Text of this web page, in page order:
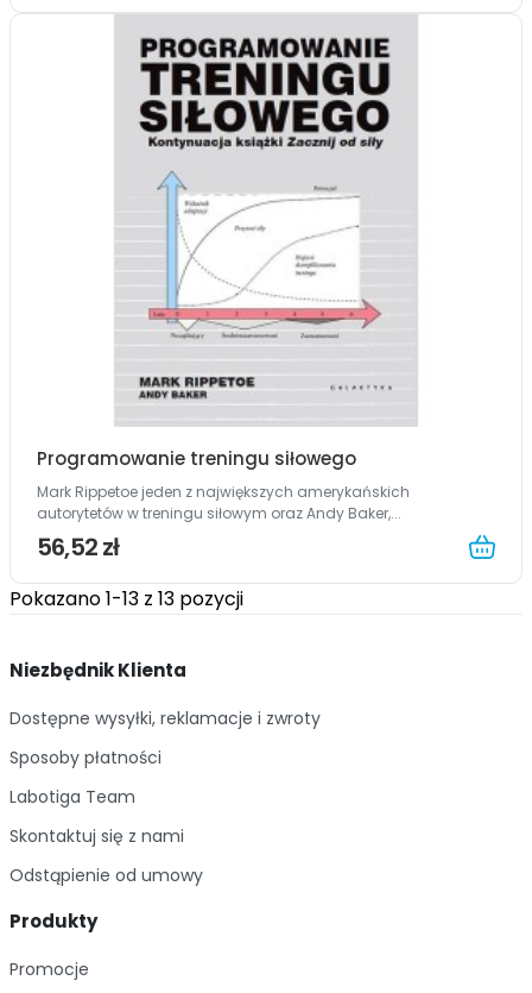
Programowanie treningu siłowego
Mark Rippetoe jeden z największych amerykańskich
autorytetów w treningu siłowym oraz Andy Baker,...
56,52 zł
Pokazano 1-13 z 13 pozycji
Niezbędnik Klienta
Dostępne wysyłki, reklamacje i zwroty
Sposoby płatności
Labotiga Team
Skontaktuj się z nami
Odstąpienie od umowy
Produkty
Promocje